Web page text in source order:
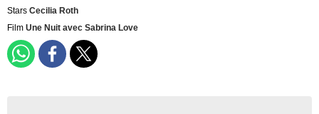
Stars Cecilia Roth
Film Une Nuit avec Sabrina Love